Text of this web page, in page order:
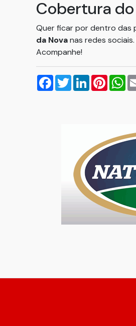
Cobertura
Quer ficar por dentro das
da Novanas redes
Acompanhe!
Facebook
TwitterLinkedIn